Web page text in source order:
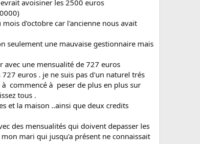
avoisiner les 2500 euros
d'octobre car l'ancienne nous avait
seulement une mauvaise gestionnaire mais
avec une mensualité de 727 euros
euros . je ne suis pas d'un naturel trés
commencé à peser de plus en plus sur
tous .
et la maison ..ainsi que deux credits
des mensualités qui doivent depasser les
mari qui jusqu'a présent ne connaissait